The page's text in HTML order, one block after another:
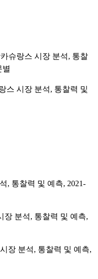
슈랑스 시장 분석, 통찰
별
시장 분석, 통찰력 및
통찰력 및 예측, 2021-
분석, 통찰력 및 예측,
분석, 통찰력 및 예측,